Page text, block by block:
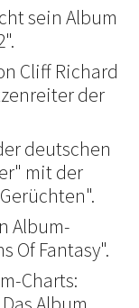
sein Album
Cliff Richard
der
deutschen
mit der
Album-
Of Fantasy".
Charts: